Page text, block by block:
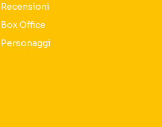
Recensioni
Box Office
Personaggi